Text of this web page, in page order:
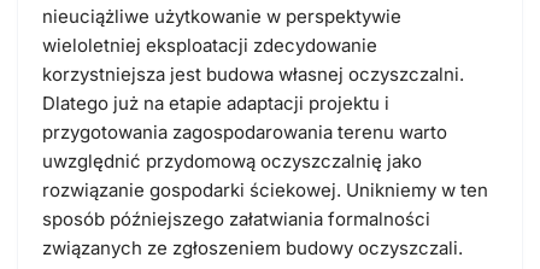
nieuciążliwe użytkowanie w perspektywie
wieloletniej eksploatacji zdecydowanie
korzystniejsza jest budowa własnej oczyszczalni.
Dlatego już na etapie adaptacji projektu i
przygotowania zagospodarowania terenu warto
uwzględnić przydomową oczyszczalnię jako
rozwiązanie gospodarki ściekowej. Unikniemy w ten
sposób późniejszego załatwiania formalności
związanych ze zgłoszeniem budowy oczyszczali.